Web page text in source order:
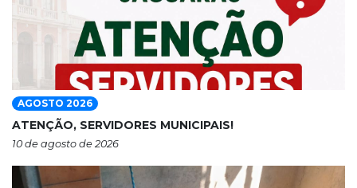
AGOSTO 2026
ATENÇÃO, SERVIDORES MUNICIPAIS!
10 de agosto de 2026